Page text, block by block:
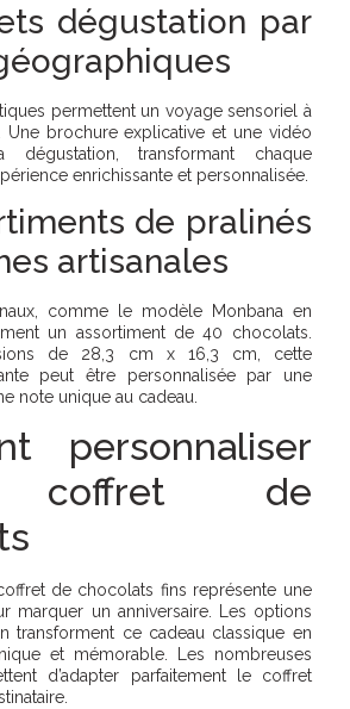
dégustation par
permettent un voyage sensoriel à
Une brochure explicative et une vidéo
dégustation, transformant chaque
enrichissante et personnalisée.
de pralinés
artisanales
comme le modèle Monbana en
un assortiment de 40 chocolats.
de 28,3 cm x 16,3 cm, cette
peut être personnalisée par une
note unique au cadeau.
personnaliser
coffret de
de chocolats fins représente une
marquer un anniversaire. Les options
transforment ce cadeau classique en
et mémorable. Les nombreuses
d’adapter parfaitement le coffret